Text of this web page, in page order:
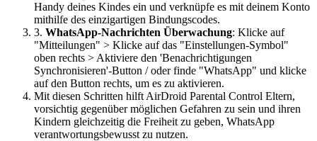
Handy deines Kindes ein und verknüpfe es mit deinem Konto
mithilfe des einzigartigen Bindungscodes.
3. WhatsApp-Nachrichten Überwachung: Klicke auf
"Mitteilungen" > Klicke auf das "Einstellungen-Symbol"
oben rechts > Aktiviere den 'Benachrichtigungen
Synchronisieren'-Button / oder finde "WhatsApp" und klicke
auf den Button rechts, um es zu aktivieren.
Mit diesen Schritten hilft AirDroid Parental Control Eltern,
vorsichtig gegenüber möglichen Gefahren zu sein und ihren
Kindern gleichzeitig die Freiheit zu geben, WhatsApp
verantwortungsbewusst zu nutzen.